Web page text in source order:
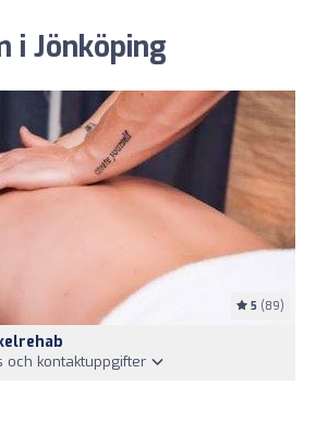
i Jönköping
5 (89)
och kontaktuppgifter